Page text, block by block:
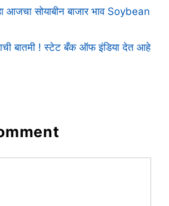
आजचा सोयाबीन बाजार भाव Soybean
बातमी ! स्टेट बँक ऑफ इंडिया देत आहे